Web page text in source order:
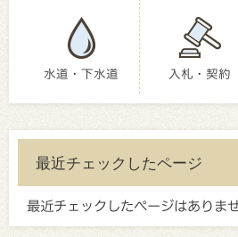
水道・下水道 入札・契約
最近チェックしたページ
最近チェックしたページはありませ